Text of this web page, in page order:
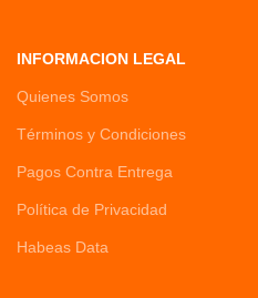
INFORMACION LEGAL
Quienes Somos
Términos y Condiciones
Pagos Contra Entrega
Política de Privacidad
Habeas Data